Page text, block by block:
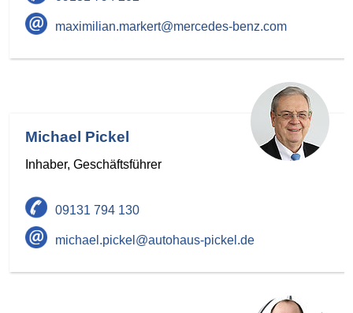
maximilian.markert@mercedes-benz.com
Michael Pickel
Inhaber, Geschäftsführer
09131 794 130
michael.pickel@autohaus-pickel.de